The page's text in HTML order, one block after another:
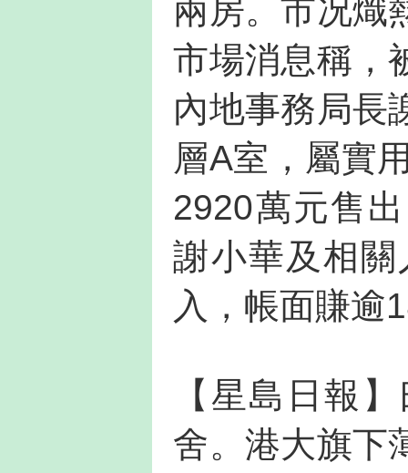
兩房。市况熾
市場消息稱，
內地事務局長
層A室，屬實
2920萬元售
謝小華及相
入，帳面賺逾
【星島日報
舍。港大旗下